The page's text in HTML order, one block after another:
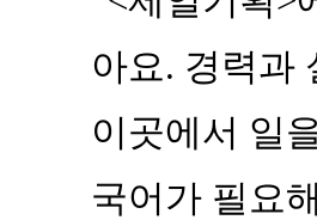
아요. 경력과
이곳에서 일
국어가 필요